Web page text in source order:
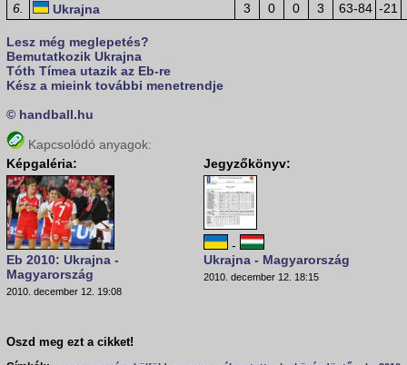
6.
Ukrajna 3 0 0 3 63-84 -21
Lesz még meglepetés?
Bemutatkozik Ukrajna
Tóth Tímea utazik az Eb-re
Kész a mieink további menetrendje
© handball.hu
Kapcsolódó anyagok:
Képgaléria:
Eb 2010: Ukrajna -
Magyarország
2010. december 12. 19:08
Jegyzőkönyv:
-
Ukrajna - Magyarország
2010. december 12. 18:15
Oszd meg ezt a cikket!